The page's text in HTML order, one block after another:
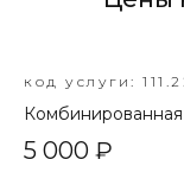
код услуги:
Комбинированная
5 000 ₽